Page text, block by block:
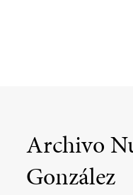
Archivo
González